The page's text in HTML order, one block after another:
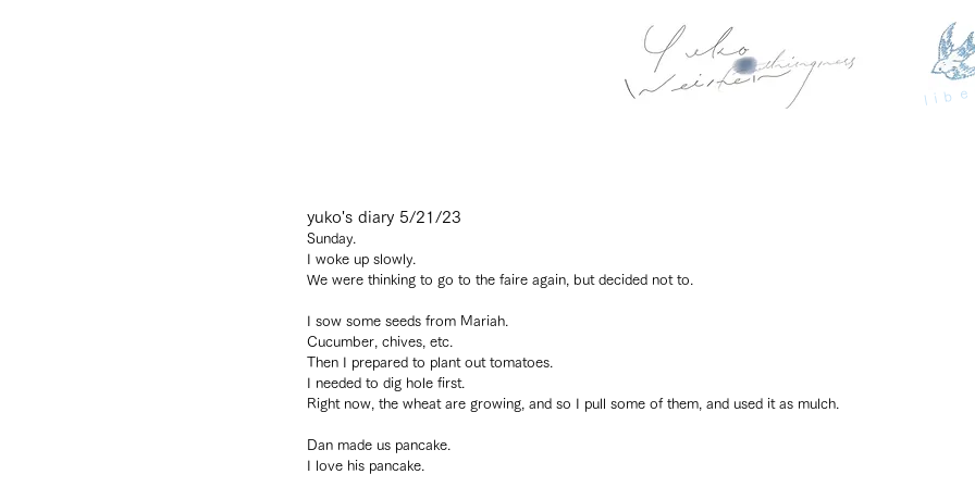
yuko's diary 5/21/23
Sunday.
I woke up slowly.
We were thinking to go to the faire again, but decided not to.
I sow some seeds from Mariah.
Cucumber, chives, etc.
Then I prepared to plant out tomatoes.
I needed to dig hole first.
Right now, the wheat are growing, and so I pull some of them, and used it as mulch.
Dan made us pancake.
I love his pancake.